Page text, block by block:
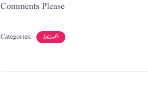
Comments Please
Categories: الیکٹورل کالج